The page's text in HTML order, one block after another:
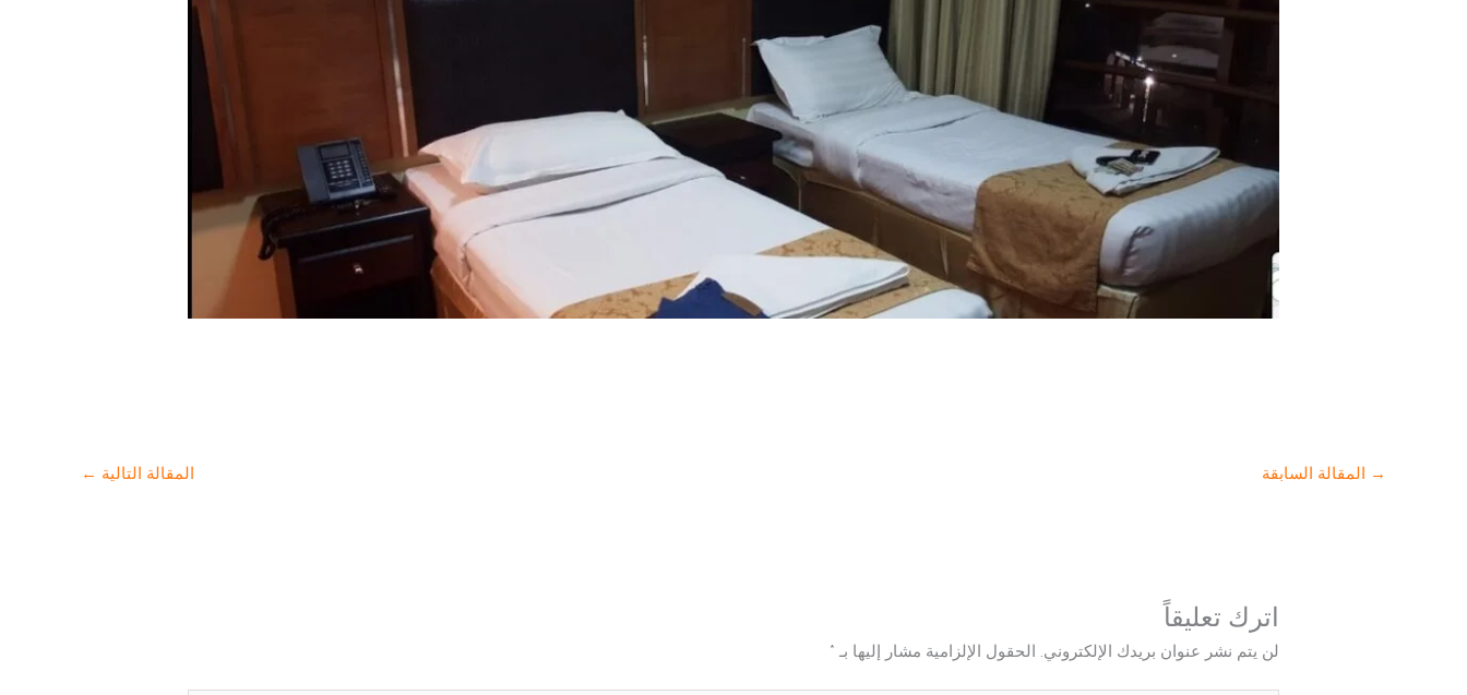
→ المقالة السابقة المقالة التالية ←
اترك تعليقاً
لن يتم نشر عنوان بريدك الإلكتروني. الحقول الإلزامية مشار إليها بـ *